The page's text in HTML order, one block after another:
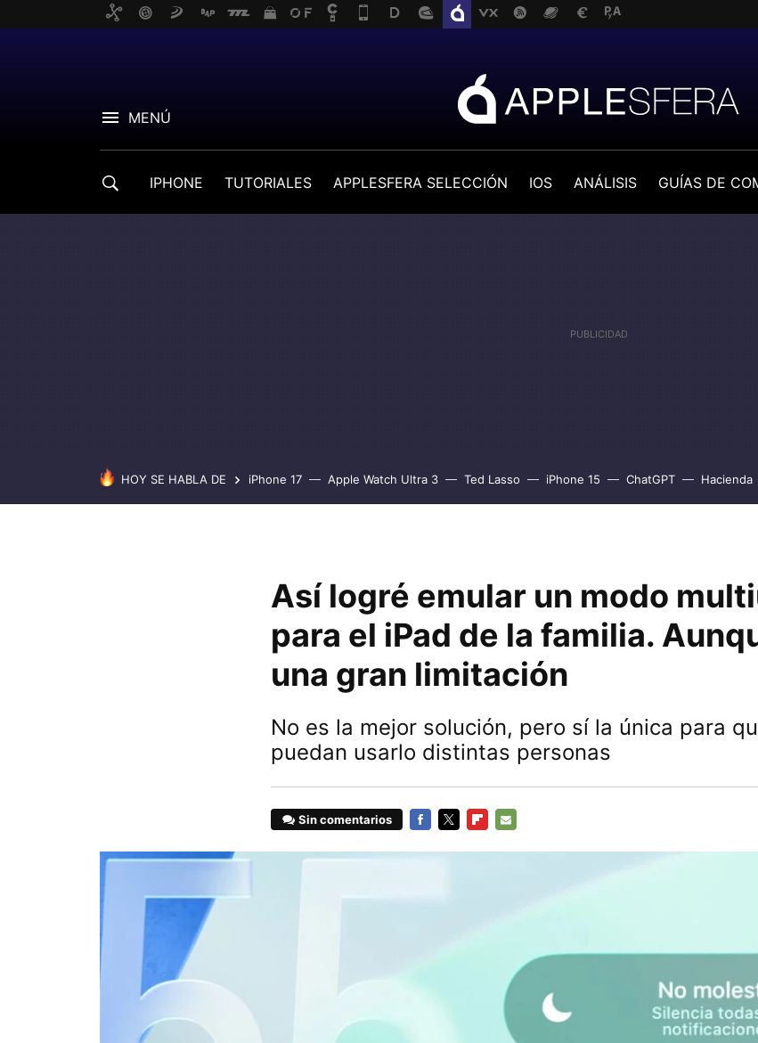
MENÚ
IPHONE TUTORIALES APPLESFERA SELECCIÓN IOS ANÁLISIS GUÍAS DE
HOY SE HABLA DE iPhone 17 Apple Watch Ultra 3 Ted Lasso iPhone 15 ChatGPT Hacienda
Así logré emular un modo
para el iPad de la familia.
una gran limitación
No es la mejor solución, pero sí la única para
puedan usarlo distintas personas
Sin comentarios